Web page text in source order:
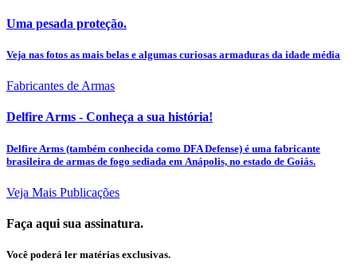
Uma pesada proteção.
Veja nas fotos as mais belas e algumas curiosas armaduras da idade média
Fabricantes de Armas
Delfire Arms - Conheça a sua história!
Delfire Arms (também conhecida como DFA Defense) é uma fabricante
brasileira de armas de fogo sediada em Anápolis, no estado de Goiás.
Veja Mais Publicações
Faça aqui sua assinatura.
Você poderá ler matérias exclusivas.